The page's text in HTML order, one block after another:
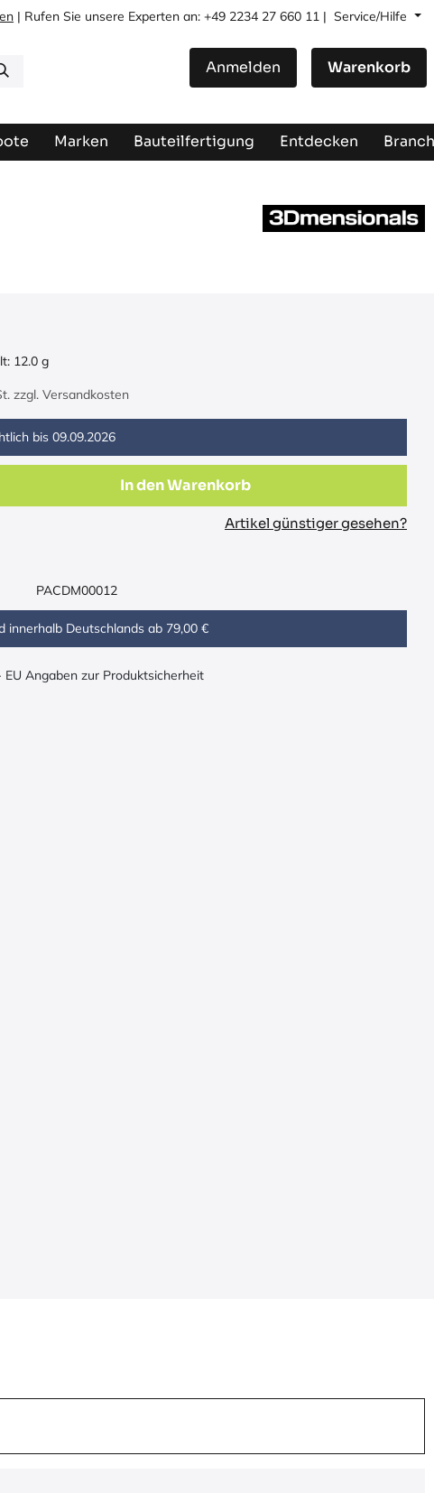
| Rufen Sie unsere Experten an: +49 2234 27 660 11 | Service/Hilfe
Anmelden Warenkorb
Marken Bauteilfertigung Entdecken
12.0 g
zzgl. Versandkosten
bis 09.09.2026
In den Warenkorb
Artikel günstiger gesehen?
PACDM00012
innerhalb Deutschlands ab 79,00 €
Angaben zur Produktsicherheit